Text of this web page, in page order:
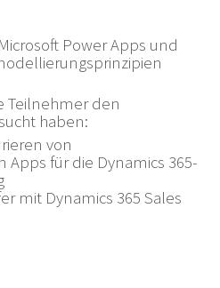
Power Apps und
Teilnehmer den
haben:
von
für die Dynamics 365-
mit Dynamics 365 Sales